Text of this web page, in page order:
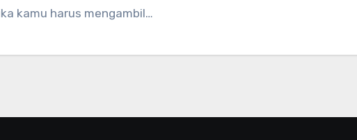
kamu harus mengambil…